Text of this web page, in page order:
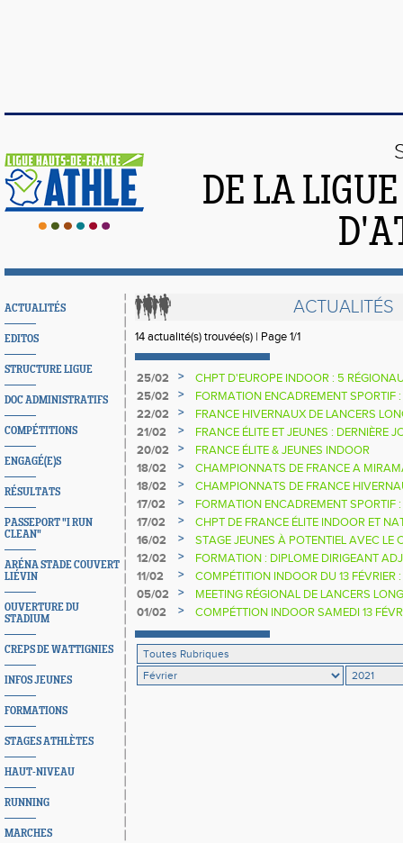
DE LA
ACTUALITÉS
EDITOS
STRUCTURE LIGUE
DOC ADMINISTRATIFS
COMPÉTITIONS
ENGAGÉ(E)S
RÉSULTATS
PASSEPORT "I RUN
CLEAN"
ARÉNA STADE COUVERT
LIÉVIN
OUVERTURE DU
STADIUM
CREPS DE WATTIGNIES
INFOS JEUNES
FORMATIONS
STAGES ATHLÈTES
HAUT-NIVEAU
RUNNING
MARCHES
ACTUALITÉS
14 actualité(s) trouvée(s) | Page 1/1
25/02 >
CHPT D'EUROPE INDOOR : 5
25/02
>
FORMATION ENCADREMENT SPORTIF
SONT OUVERTES
22/02 >
FRANCE HIVERNAUX DE LANCERS
21/02
>
FRANCE ÉLITE ET JEUNES : DERNIÈRE
20/02
>
FRANCE ÉLITE & JEUNES INDOOR
18/02
>
CHAMPIONNATS DE FRANCE A
18/02
>
CHAMPIONNATS DE FRANCE
LONGS
17/02 >
FORMATION ENCADREMENT SPORTIF
17/02
>
CHPT DE FRANCE ÉLITE INDOOR ET
LONGS
16/02 >
STAGE JEUNES À POTENTIEL AVEC LE
HANDISPORT
12/02 >
FORMATION : DIPLOME DIRIGEANT
ANTI-DOPAGE
11/02 >
COMPÉTITION INDOOR DU 13 FÉVRIER
05/02
>
MEETING RÉGIONAL DE LANCERS
01/02
> COMPÉTTION INDOOR SAMEDI 13